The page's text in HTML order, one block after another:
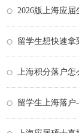
2026版上海应
留学生想快速拿
上海积分落户
留学生上海落